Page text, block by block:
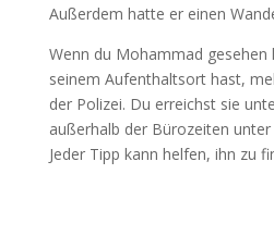
Außerdem hatte er einen
Wenn du Mohammad gesehen
seinem Aufenthaltsort hast,
der Polizei. Du erreichst sie
außerhalb der Bürozeiten
Jeder Tipp kann helfen, ihn zu